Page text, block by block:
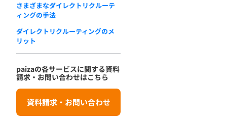
さまざまなダイレクトリクルーテ
ィングの手法
ダイレクトリクルーティングのメ
リット
paizaの各サービスに関する資料
請求・お問い合わせはこちら
資料請求・お問い合わせ